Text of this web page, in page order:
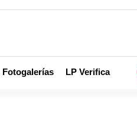
Fotogalerías LP Verifica